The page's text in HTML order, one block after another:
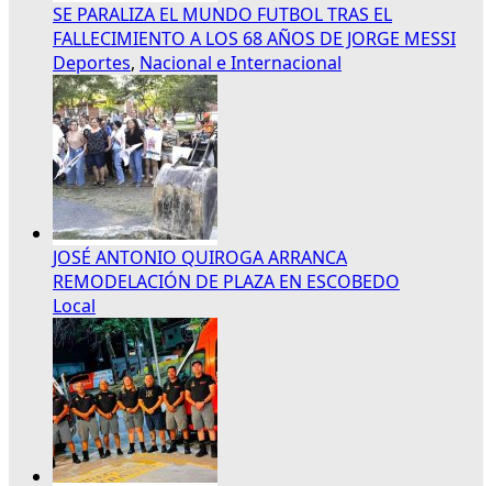
SE PARALIZA EL MUNDO FUTBOL TRAS EL
FALLECIMIENTO A LOS 68 AÑOS DE JORGE MESSI
Deportes, Nacional e Internacional
JOSÉ ANTONIO QUIROGA ARRANCA
REMODELACIÓN DE PLAZA EN ESCOBEDO
Local